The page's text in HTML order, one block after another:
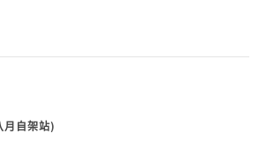
自架站)